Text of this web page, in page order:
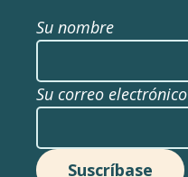
Su nombre
Su correo electrónico